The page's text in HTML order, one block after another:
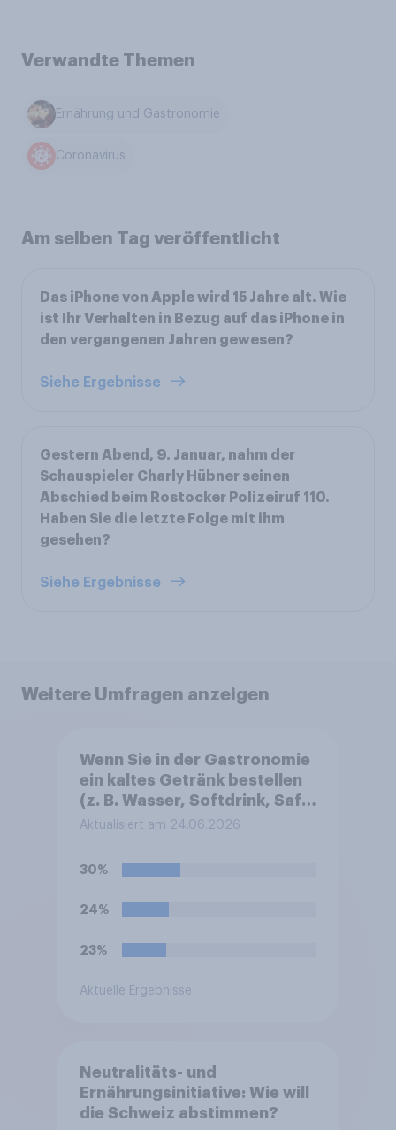
Verwandte Themen
Ernährung und Gastronomie
Coronavirus
Am selben Tag veröffentlicht
Das iPhone von Apple wird 15 Jahre alt. Wie
ist Ihr Verhalten in Bezug auf das iPhone in
den vergangenen Jahren gewesen?
Siehe Ergebnisse
Gestern Abend, 9. Januar, nahm der
Schauspieler Charly Hübner seinen
Abschied beim Rostocker Polizeiruf 110.
Haben Sie die letzte Folge mit ihm
gesehen?
Siehe Ergebnisse
Weitere Umfragen anzeigen
Wenn Sie in der Gastronomie
ein kaltes Getränk bestellen
(z. B. Wasser, Softdrink, Saft,
Longdrink): Wie bevorzugen
Aktualisiert am 24.06.2026
30%
24%
23%
Aktuelle Ergebnisse
Neutralitäts- und
Ernährungsinitiative: Wie will
die Schweiz abstimmen?